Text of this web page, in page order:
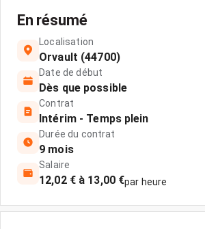
En résumé
Localisation
Orvault (44700)
Date de début
Dès que possible
Contrat
Intérim - Temps plein
Durée du contrat
9 mois
Salaire
12,02 € à 13,00 €par heure